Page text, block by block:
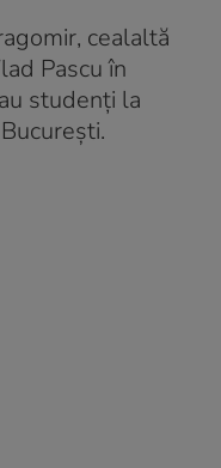
cealaltă
Pascu în
studenţi la